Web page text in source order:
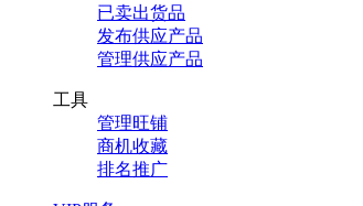
已卖出货品
发布供应产品
管理供应产品
工具
管理旺铺
商机收藏
排名推广